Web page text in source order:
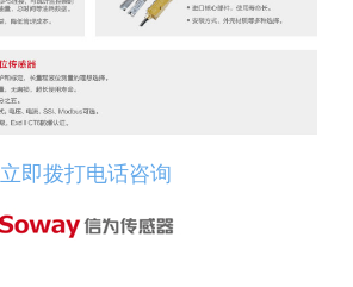
立即拨打电话咨询